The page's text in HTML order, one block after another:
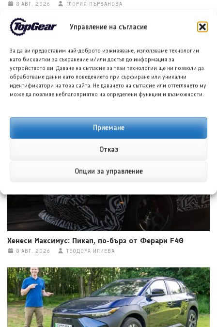
Управление на съгласие
За да ви предоставим най-доброто изживяване, използваме технологии
като бисквитки за съхранение и/или достъп до информация за
устройството ви. Даване на съгласие за тези технологии ще ни позволи да
обработваме данни като поведението при сърфиране или уникални
идентификатори на това сайта. Не даването на съгласие или оттеглянето му
може да повлияе неблагоприятно на определени функции и възможности.
Приемане
Отказ
Опции за управление
8 АВГ. 2026 ГЛОРИЯ ПЪРВАНОВА
Тойота Hilux: По-добра ли е от всякога?
8 АВГ. 2026 НИКОЛА СТОЯНОВ
Хенеси Максимус: Пикап, по-бърз от Ферари F40
8 АВГ. 2026 ТЕОДОРА ИЛИЕВА